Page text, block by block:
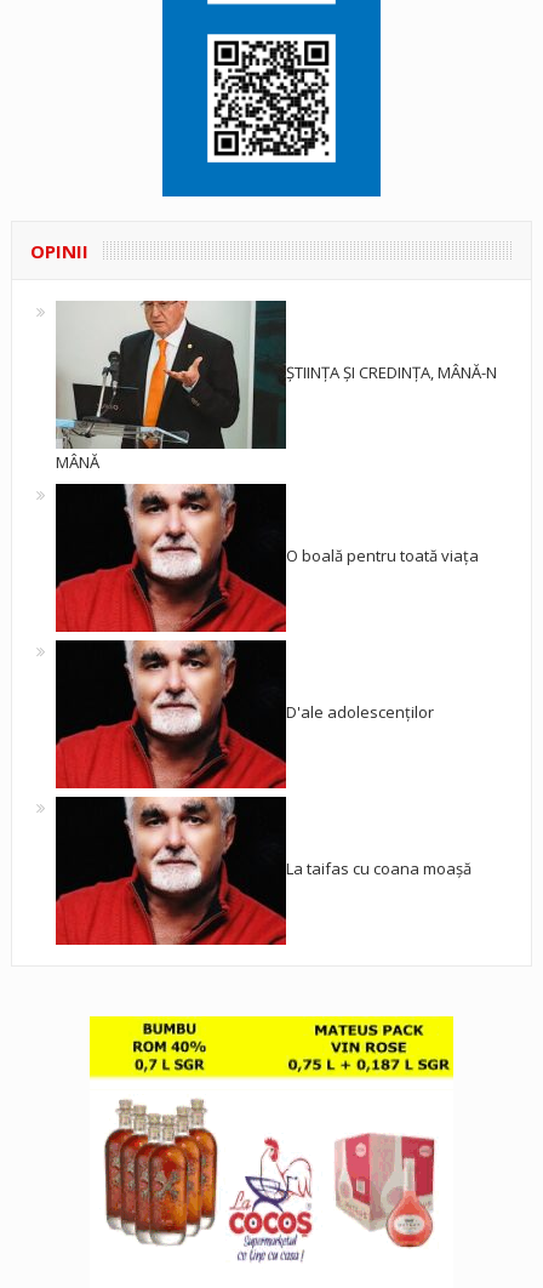
OPINII
ȘTIINȚA ȘI CREDINȚA, MÂNĂ-N
MÂNĂ
O boală pentru toată viața
D'ale adolescenților
La taifas cu coana moașă